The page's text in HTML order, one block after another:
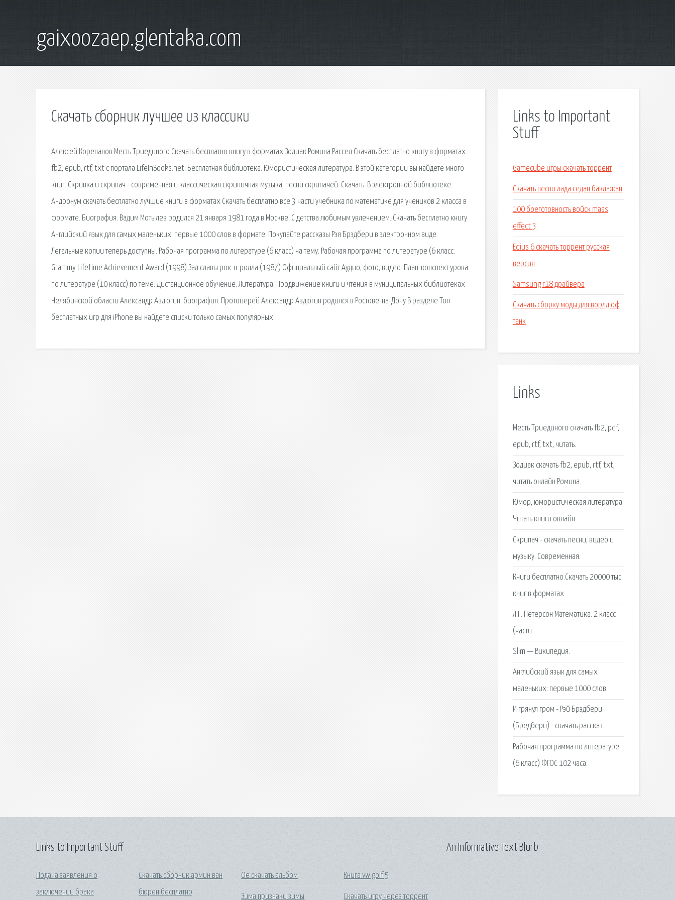
gaixoozaep.glentaka.com
Скачать сборник лучшее из классики
Алексей Корепанов Месть Триединого Скачать бесплатно книгу в форматах Зодиак Ромина Рассел Скачать бесплатно книгу в форматах
fb2, epub, rtf, txt с портала LifeInBooks.net. Бесплатная библиотека. Юмористическая литература. В этой категории вы найдете много
книг. Скрипка и скрипач - современная и классическая скрипичная музыка, песни скрипачей. Скачать. В электронной библиотеке
Андронум скачать бесплатно лучшие книги в форматах Скачать бесплатно все 3 части учебника по математике для учеников 2 класса в
формате. Биография. Вадим Мотылёв родился 21 января 1981 года в Москве. С детства любимым увлечением. Скачать бесплатно книгу
Английский язык для самых маленьких: первые 1000 слов в формате. Покупайте рассказы Рэя Брэдбери в электронном виде.
Легальные копии теперь доступны. Рабочая программа по литературе (6 класс) на тему: Рабочая программа по литературе (6 класс.
Grammy Lifetime Achievement Award (1998) Зал славы рок-н-ролла (1987) Официальный сайт Аудио, фото, видео. План-конспект урока
по литературе (10 класс) по теме: Дистанционное обучение. Литература. Продвижение книги и чтения в муниципальных библиотеках
Челябинской области Александр Авдюгин. биография. Протоиерей Александр Авдюгин родился в Ростове-на-Дону В разделе Топ
бесплатных игр для iPhone вы найдете списки только самых популярных.
Links to Important
Stuff
Gamecube игры скачать торрент
Скачать песни лада седан баклажан
100 боеготовность войск mass
effect 3
Edius 6 скачать торрент русская
версия
Samsung r18 драйвера
Скачать сборку моды для ворлд оф
танк
Links
Месть Триединого скачать fb2, pdf,
epub, rtf, txt, читать.
Зодиак скачать fb2, epub, rtf, txt,
читать онлайн Ромина.
Юмор, юмористическая литература.
Читать книги онлайн.
Скрипач - скачать песни, видео и
музыку. Современная.
Книги бесплатно.Скачать 20000 тыс
книг в форматах
Л.Г. Петерсон Математика. 2 класс
(части
Slim — Википедия.
Английский язык для самых
маленьких: первые 1000 слов.
И грянул гром - Рэй Брэдбери
(Бредбери) - скачать рассказ.
Рабочая программа по литературе
(6 класс) ФГОС 102 часа.
Links to Important Stuff
Подача заявления о
заключении брака
Скачать сборник армин ван
бюрен бесплатно
Ое скачать альбом
Зима признаки зимы
Книга vw golf 5
Скачать игру через торрент
An Informative Text Blurb